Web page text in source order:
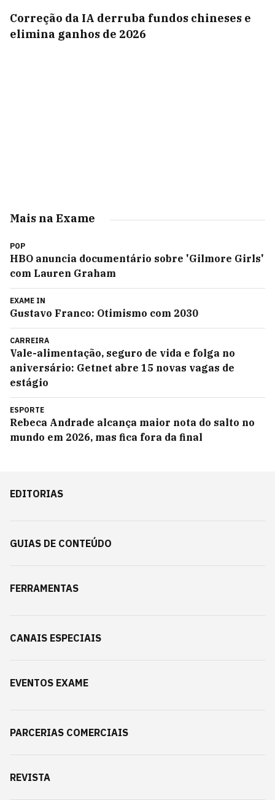
Correção da IA derruba fundos chineses e
elimina ganhos de 2026
Mais na Exame
POP
HBO anuncia documentário sobre 'Gilmore Girls'
com Lauren Graham
EXAME IN
Gustavo Franco: Otimismo com 2030
CARREIRA
Vale-alimentação, seguro de vida e folga no
aniversário: Getnet abre 15 novas vagas de
estágio
ESPORTE
Rebeca Andrade alcança maior nota do salto no
mundo em 2026, mas fica fora da final
EDITORIAS
GUIAS DE CONTEÚDO
FERRAMENTAS
CANAIS ESPECIAIS
EVENTOS EXAME
PARCERIAS COMERCIAIS
REVISTA